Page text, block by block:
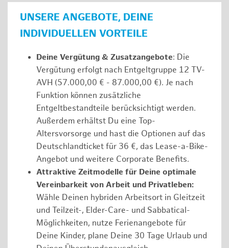
UNSERE ANGEBOTE, DEINE
INDIVIDUELLEN VORTEILE
Deine Vergütung & Zusatzangebote: Die
Vergütung erfolgt nach Entgeltgruppe 12 TV-
AVH (57.000,00 € - 87.000,00 €). Je nach
Funktion können zusätzliche
Entgeltbestandteile berücksichtigt werden.
Außerdem erhältst Du eine Top-
Altersvorsorge und hast die Optionen auf das
Deutschlandticket für 36 €, das Lease-a-Bike-
Angebot und weitere Corporate Benefits.
Attraktive Zeitmodelle für Deine optimale
Vereinbarkeit von Arbeit und Privatleben:
Wähle Deinen hybriden Arbeitsort in Gleitzeit
und Teilzeit-, Elder-Care- und Sabbatical-
Möglichkeiten, nutze Ferienangebote für
Deine Kinder, plane Deine 30 Tage Urlaub und